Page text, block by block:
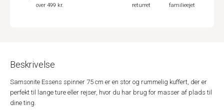
over 499 kr.
returret
familieejet
Beskrivelse
Samsonite Essens spinner 75 cm er en stor og rummelig kuffert, der er
perfekt til lange ture eller rejser, hvor du har brug for masser af plads til
dine ting.